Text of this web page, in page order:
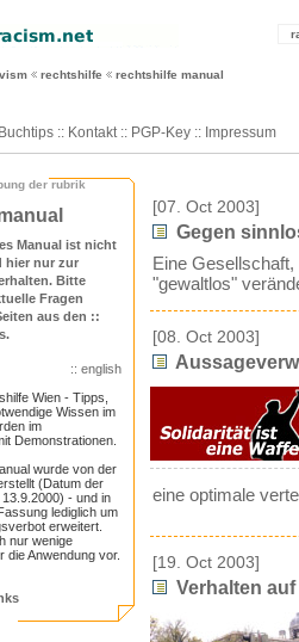
rechtshilfe rechtshilfe manual
Buchtips :: Kontakt :: PGP-Key :: Impressum
der rubrik
Manual ist nicht
hier nur zur
Bitte
Fragen
aus den ::
.
:: english
Wien - Tipps,
Wissen im
im
Demonstrationen.
wurde von der
(Datum der
- und in
lediglich um
erweitert.
nur wenige
die Anwendung vor.
[07. Oct 2003]
Gegen
Eine
"gewaltlos"
[08. Oct 2003]
eine optimale
[19. Oct 2003]
Verhalten